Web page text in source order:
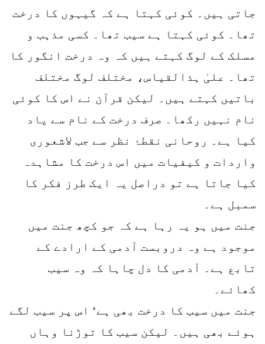
جاتی ہیں۔ کوئی کہتا ہے کہ گیہوں کا درخت
تھا۔ کوئی کہتا ہے سیب تھا۔ کسی مذہب و
مسلک کے لوگ کہتے ہیں کہ وہ درخت انگور کا
تھا۔ علیٰ ہذالقیاس، مختلف لوگ مختلف
باتیں کہتے ہیں۔ لیکن قرآن نے اس کا کوئی
نام نہیں رکھا۔ صرف درخت کے نام سے یاد
کیا ہے۔ روحانی نقطۂ نظر سے جب لاشعوری
واردات و کیفیات میں اس درخت کا مشاہدہ
کیا جاتا ہے تو دراصل یہ ایک طرز فکر کا
سمبل ہے۔
جنت میں ہو یہ رہا ہے کہ جو کچھ جنت میں
موجود ہے وہ دروبست آدمی کے ارادے کے
تابع ہے۔ آدمی کا دل چاہا کہ وہ سیب
کھائے۔
جنت میں سیب کا درخت بھی ہے‘ اس پر سیب لگے
ہوئے بھی ہیں۔ لیکن سیب کا توڑنا وہاں